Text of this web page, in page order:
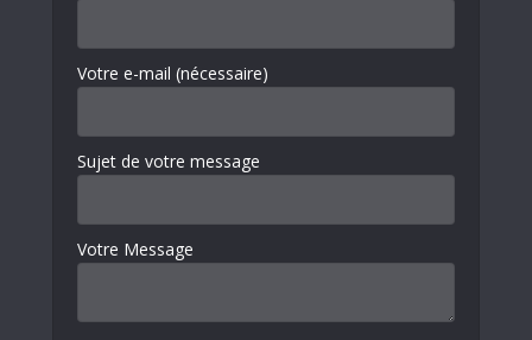
Votre e-mail (nécessaire)
Sujet de votre message
Votre Message